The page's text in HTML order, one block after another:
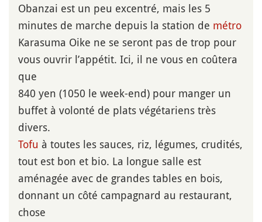
Obanzai est un peu excentré, mais les 5
minutes de marche depuis la station de métro
Karasuma Oike ne se seront pas de trop pour
vous ouvrir l’appétit. Ici, il ne vous en coûtera
que
840 yen (1050 le week-end) pour manger un
buffet à volonté de plats végétariens très
divers.
Tofu à toutes les sauces, riz, légumes, crudités,
tout est bon et bio. La longue salle est
aménagée avec de grandes tables en bois,
donnant un côté campagnard au restaurant,
chose